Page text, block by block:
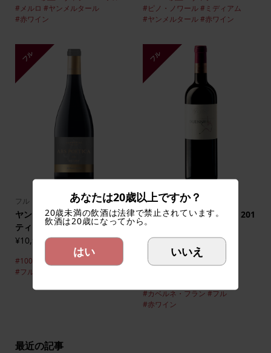
#メルロ #ヤンメルタール
#赤ワイン
#ピノ・ノワール #ミディアム
#ヤンメルタール #赤ワイン
フル
フル
ヤンメルタール アルス ポエ
ティカ シラー 2020
¥10,900(税込)
#10000以上
#ヴィラーニ
#シラー
#フル
フル
フル
ヴィリアン デュエニウム 201
2
¥11,000(税込)
#10000以上
#ヴィラーニ
#カベルネ・フラン#フル
#赤ワイン
最近の記事
あなたは20歳以上ですか？
20歳未満の飲酒は法律で禁止されています。
飲酒は20歳になってから。
はい いいえ